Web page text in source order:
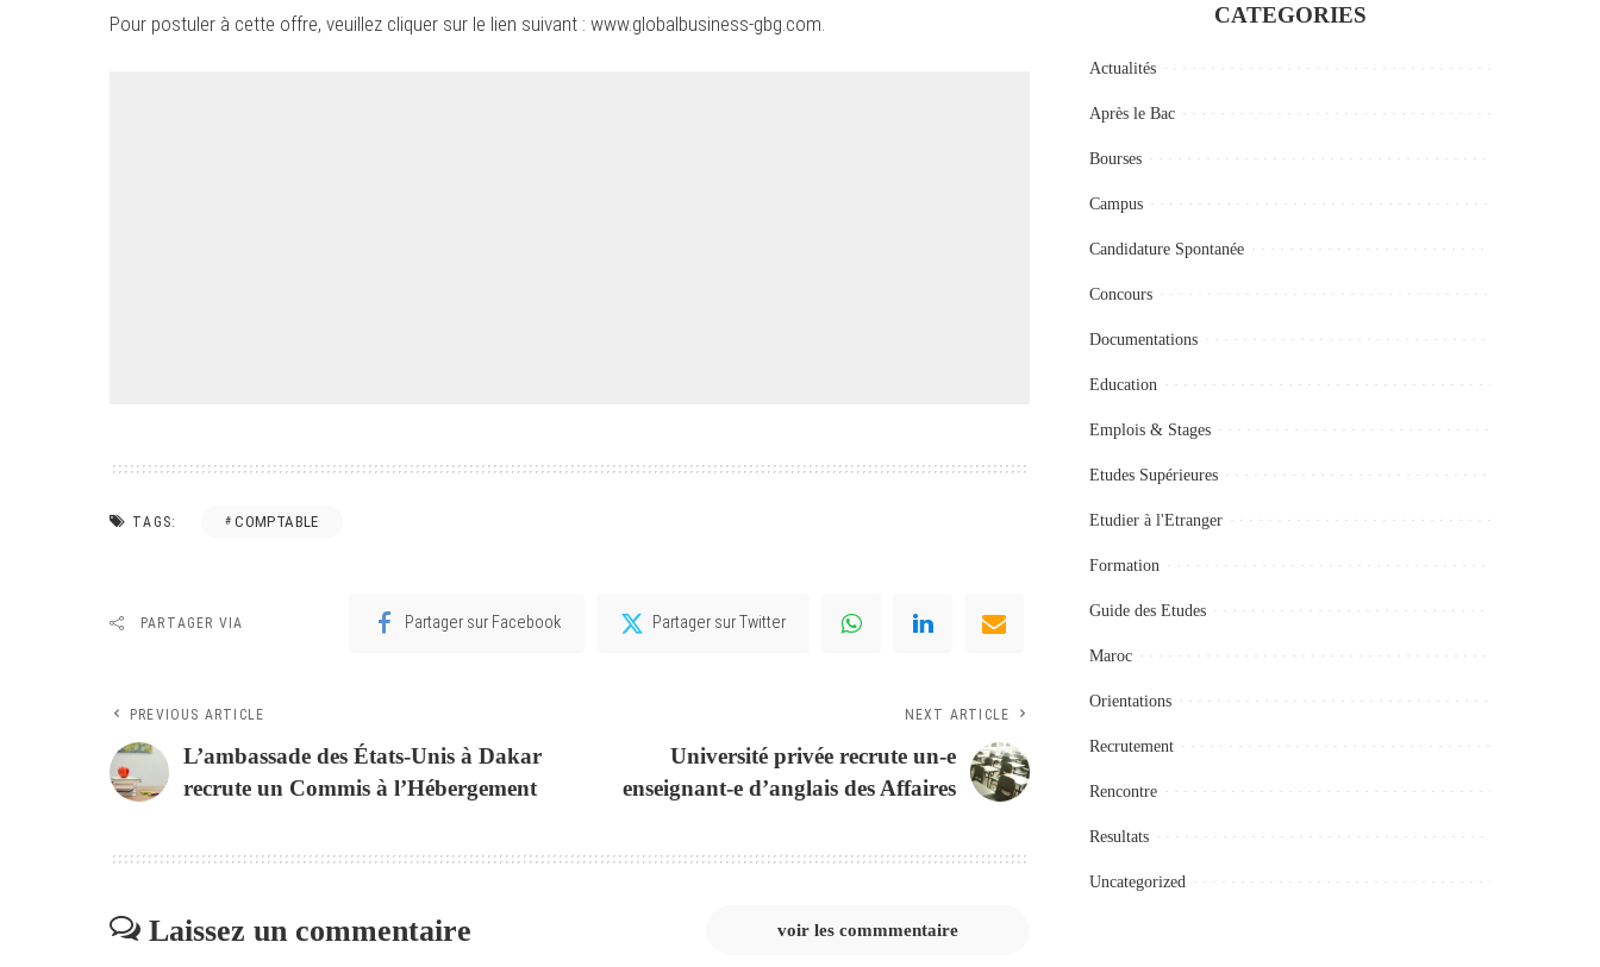
Pour postuler à cette offre, veuillez cliquer sur le lien suivant : www.globalbusiness-gbg.com.
TAGS: COMPTABLE
PARTAGER VIA Partager sur Facebook Partager sur Twitter
PREVIOUS ARTICLE
L’ambassade des États-Unis à Dakar
recrute un Commis à l’Hébergement
NEXT ARTICLE
Université privée recrute un-e
enseignant-e d’anglais des Affaires
Laissez un commentaire voir les commmentaire
CATEGORIES
Actualités
Après le Bac
Bourses
Campus
Candidature Spontanée
Concours
Documentations
Education
Emplois & Stages
Etudes Supérieures
Etudier à l'Etranger
Formation
Guide des Etudes
Maroc
Orientations
Recrutement
Rencontre
Resultats
Uncategorized